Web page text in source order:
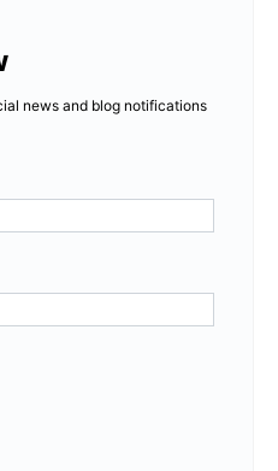
news and blog notifications